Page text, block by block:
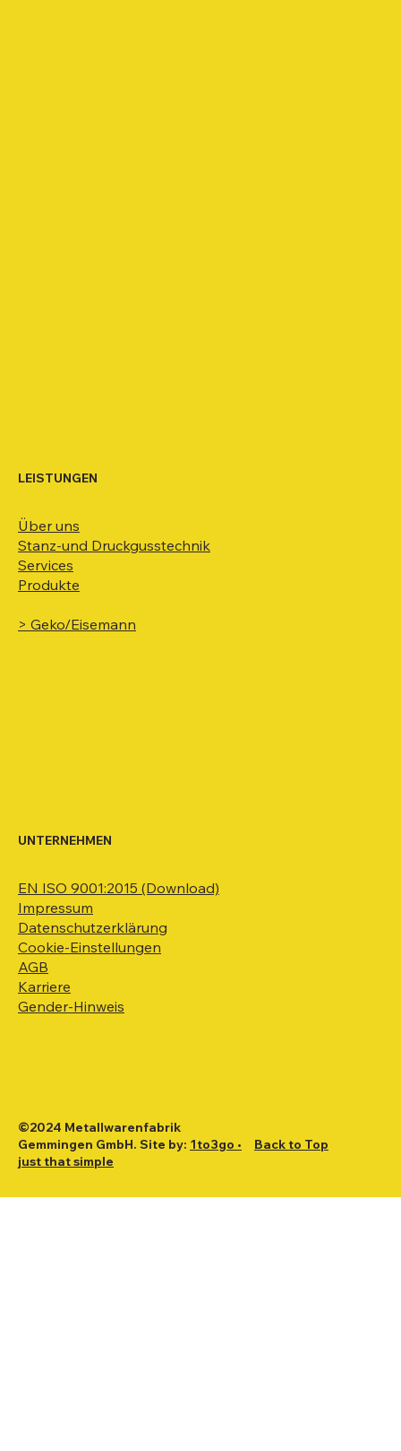
Über uns
Stanz-und Druckgusstechnik
Services
Produkte
> Geko/Eisemann
LEISTUNGEN
EN ISO 9001:2015 (Download)
Impressum
Datenschutzerklärung
Cookie-Einstellungen
AGB
Karriere
Gender-Hinweis
UNTERNEHMEN
©2024 Metallwarenfabrik
Gemmingen GmbH. Site by: 1to3go •
just that simple
Back to Top